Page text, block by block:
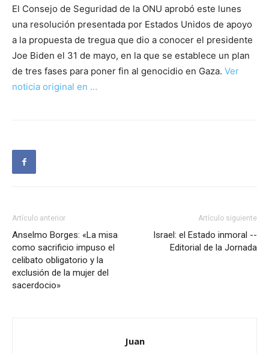
El Consejo de Seguridad de la ONU aprobó este lunes
una resolución presentada por Estados Unidos de apoyo
a la propuesta de tregua que dio a conocer el presidente
Joe Biden el 31 de mayo, en la que se establece un plan
de tres fases para poner fin al genocidio en Gaza. Ver
noticia original en …
Artículo anterior
Anselmo Borges: «La misa
como sacrificio impuso el
celibato obligatorio y la
exclusión de la mujer del
sacerdocio»
Artículo siguiente
Israel: el Estado inmoral --
Editorial de la Jornada
Juan